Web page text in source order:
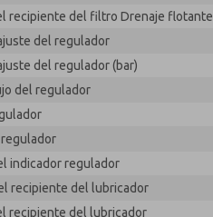
recipiente del filtro Drenaje flotante
del regulador
del regulador (bar)
del regulador
indicador regulador
recipiente del lubricador
recipiente del lubricador